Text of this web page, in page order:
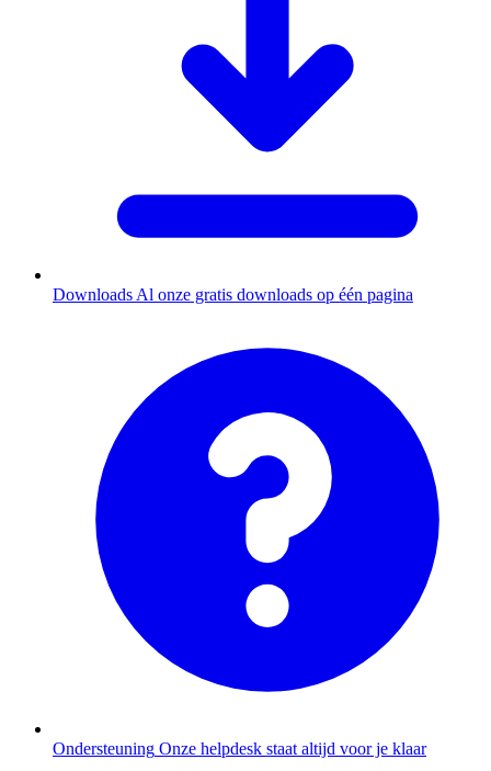
Downloads Al onze gratis downloads op één pagina
Ondersteuning Onze helpdesk staat altijd voor je klaar